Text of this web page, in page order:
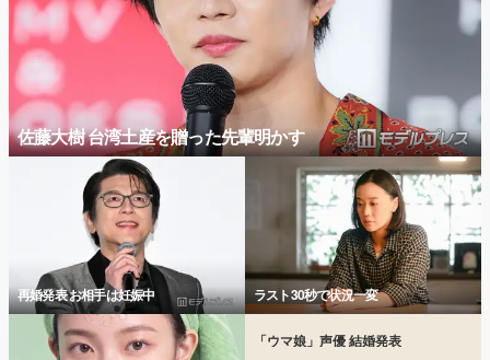
佐藤大樹 台湾土産を贈った先輩明かす
再婚発表 お相手は妊娠中 ラスト30秒で状況一変
「ウマ娘」声優 結婚発表